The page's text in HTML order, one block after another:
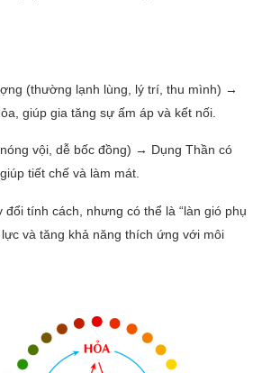
(thường lạnh lùng, lý trí, thu mình) →
giúp gia tăng sự ấm áp và kết nối.
vội, dễ bốc đồng) → Dụng Thần có
tiết chế và làm mát.
đổi tính cách, nhưng có thể là “làn gió phụ
và tăng khả năng thích ứng với môi